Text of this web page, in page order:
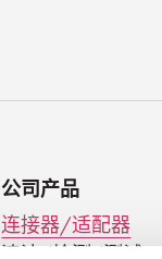
公司产品
连接器/适配器